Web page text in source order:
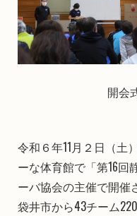
開会
令和６年11月２日（土
ーな体育館で「第16回
ーバ協会の主催で開催
袋井市から43チーム